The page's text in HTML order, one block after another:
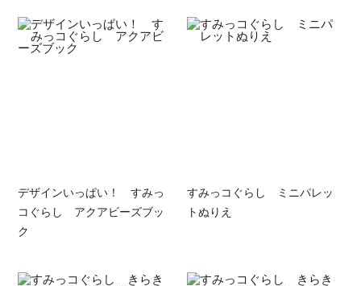
デザインいっぱい！ すみっ
コぐらし アクアビーズブッ
ク
すみっコぐらし ミニパレッ
トぬりえ